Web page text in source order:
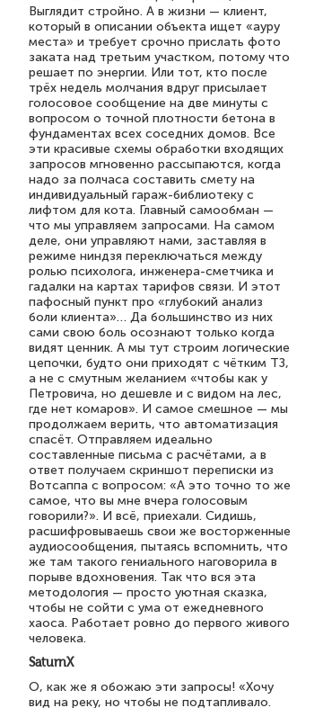
Выглядит стройно. А в жизни — клиент,
который в описании объекта ищет «ауру
места» и требует срочно прислать фото
заката над третьим участком, потому что
решает по энергии. Или тот, кто после
трёх недель молчания вдруг присылает
голосовое сообщение на две минуты с
вопросом о точной плотности бетона в
фундаментах всех соседних домов. Все
эти красивые схемы обработки входящих
запросов мгновенно рассыпаются, когда
надо за полчаса составить смету на
индивидуальный гараж-библиотеку с
лифтом для кота. Главный самообман —
что мы управляем запросами. На самом
деле, они управляют нами, заставляя в
режиме ниндзя переключаться между
ролью психолога, инженера-сметчика и
гадалки на картах тарифов связи. И этот
пафосный пункт про «глубокий анализ
боли клиента»… Да большинство из них
сами свою боль осознают только когда
видят ценник. А мы тут строим логические
цепочки, будто они приходят с чётким ТЗ,
а не с смутным желанием «чтобы как у
Петровича, но дешевле и с видом на лес,
где нет комаров». И самое смешное — мы
продолжаем верить, что автоматизация
спасёт. Отправляем идеально
составленные письма с расчётами, а в
ответ получаем скриншот переписки из
Вотсаппа с вопросом: «А это точно то же
самое, что вы мне вчера голосовым
говорили?». И всё, приехали. Сидишь,
расшифровываешь свои же восторженные
аудиосообщения, пытаясь вспомнить, что
же там такого гениального наговорила в
порыве вдохновения. Так что вся эта
методология — просто уютная сказка,
чтобы не сойти с ума от ежедневного
хаоса. Работает ровно до первого живого
человека.
SaturnX
О, как же я обожаю эти запросы! «Хочу
вид на реку, но чтобы не подтапливало.